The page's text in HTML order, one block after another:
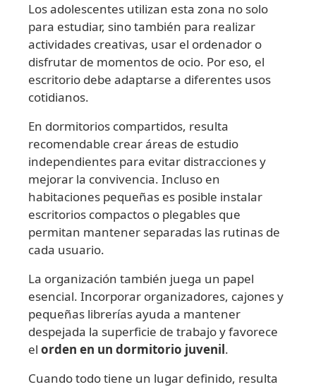
Los adolescentes utilizan esta zona no solo
para estudiar, sino también para realizar
actividades creativas, usar el ordenador o
disfrutar de momentos de ocio. Por eso, el
escritorio debe adaptarse a diferentes usos
cotidianos.
En dormitorios compartidos, resulta
recomendable crear áreas de estudio
independientes para evitar distracciones y
mejorar la convivencia. Incluso en
habitaciones pequeñas es posible instalar
escritorios compactos o plegables que
permitan mantener separadas las rutinas de
cada usuario.
La organización también juega un papel
esencial. Incorporar organizadores, cajones y
pequeñas librerías ayuda a mantener
despejada la superficie de trabajo y favorece
el orden en un dormitorio juvenil.
Cuando todo tiene un lugar definido, resulta